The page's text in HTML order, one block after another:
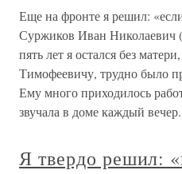
Еще на фронте я решил:
Суржиков Иван Николаевич
пять лет я остался без
Тимофеевичу, трудно было
Ему много приходилось
звучала в доме каждый вечер.
Я твердо решил: